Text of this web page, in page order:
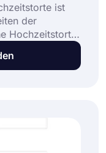
ist
der
Hochzeitstorte
der Regel
Veranstaltung,
aufgeben und